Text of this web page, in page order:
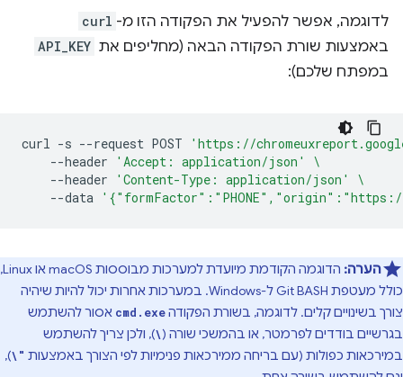
לדוגמה, אפשר להפעיל את הפקודה הזו מ- curl
באמצעות שורת הפקודה הבאה (מחליפים את API_KEY
במפתח שלכם):
curl -s --request POST
'https://
--header
'Accept: application/json'
\
--header
'Content-Type: application/json'
\
--data
הערה:
הדוגמה הקודמת מיועדת למערכות מבוססות macOS או Linux,
כולל מעטפת Git BASH ל-Windows. במערכות אחרות יכול להיות שיהיה
צורך בשינויים קלים. לדוגמה, בשורת הפקודהcmd.exe אסור להשתמש
בגרשיים בודדים לפרמטר, או בהמשכי שורה (\), ולכן צריך להשתמש
במירכאות כפולות (עם בריחה ממירכאות פנימיות לפי הצורך באמצעות \"
),